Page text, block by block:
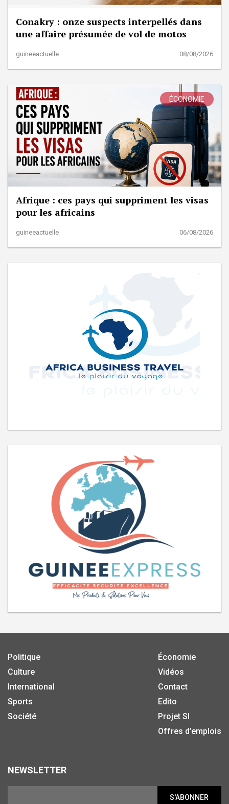
Conakry : onze suspects interpellés dans
une affaire présumée de vol de motos
guineeactuelle 08/08/2026
ÉCONOMIE
Afrique : ces pays qui suppriment les visas
pour les africains
guineeactuelle 06/08/2026
Politique
Culture
International
Sports
Société
Économie
Vidéos
Contact
Edito
Projet SI
Offres d’emplois
NEWSLETTER
S'ABONNER